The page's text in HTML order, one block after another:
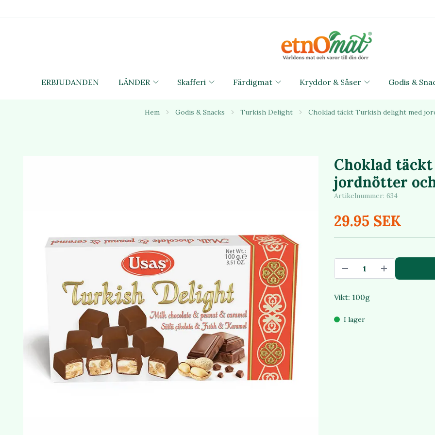
ERBJUDANDEN LÄNDER Skafferi Färdigmat Kryddor & Såser Godis &
Hem Godis & Snacks Turkish Delight Choklad täckt Turkish delight med
Choklad
jordnötter
Artikelnummer: 634
29.95 SEK
Vikt: 100g
I lager